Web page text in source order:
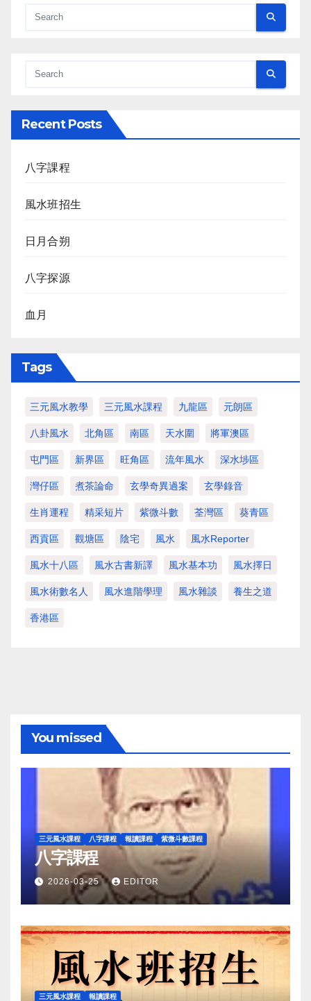
Recent Posts
八字課程
風水班招生
日月合朔
八字探源
血月
Tags
三元風水教學 三元風水課程 九龍區 元朗區
八卦風水 北角區 南區 天水圍 將軍澳區
屯門區 新界區 旺角區 流年風水 深水埗區
灣仔區 煮茶論命 玄學奇異過案 玄學錄音
生肖運程 精采短片 紫微斗數 荃灣區 葵青區
西貢區 觀塘區 陰宅 風水 風水Reporter
風水十八區 風水古書新譯 風水基本功 風水擇日
風水術數名人 風水進階學理 風水雜談 養生之道
香港區
You missed
三元風水課程 八字課程 報讀課程 紫微斗數課程
八字課程
2026-03-25 EDITOR
三元風水課程 報讀課程